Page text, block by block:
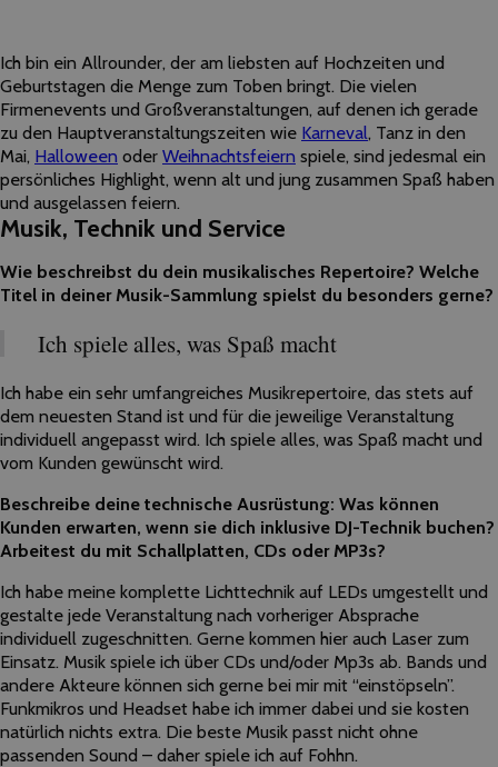
Ich bin ein Allrounder, der am liebsten auf Hochzeiten und
Geburtstagen die Menge zum Toben bringt. Die vielen
Firmenevents und Großveranstaltungen, auf denen ich gerade
zu den Hauptveranstaltungszeiten wie Karneval, Tanz in den
Mai, Halloween oder Weihnachtsfeiern spiele, sind jedesmal ein
persönliches Highlight, wenn alt und jung zusammen Spaß haben
und ausgelassen feiern.
Musik, Technik und Service
Wie beschreibst du dein musikalisches Repertoire? Welche
Titel in deiner Musik-Sammlung spielst du besonders gerne?
Ich spiele alles, was Spaß macht
Ich habe ein sehr umfangreiches Musikrepertoire, das stets auf
dem neuesten Stand ist und für die jeweilige Veranstaltung
individuell angepasst wird. Ich spiele alles, was Spaß macht und
vom Kunden gewünscht wird.
Beschreibe deine technische Ausrüstung: Was können
Kunden erwarten, wenn sie dich inklusive DJ-Technik buchen?
Arbeitest du mit Schallplatten, CDs oder MP3s?
Ich habe meine komplette Lichttechnik auf LEDs umgestellt und
gestalte jede Veranstaltung nach vorheriger Absprache
individuell zugeschnitten. Gerne kommen hier auch Laser zum
Einsatz. Musik spiele ich über CDs und/oder Mp3s ab. Bands und
andere Akteure können sich gerne bei mir mit “einstöpseln”.
Funkmikros und Headset habe ich immer dabei und sie kosten
natürlich nichts extra. Die beste Musik passt nicht ohne
passenden Sound – daher spiele ich auf Fohhn.